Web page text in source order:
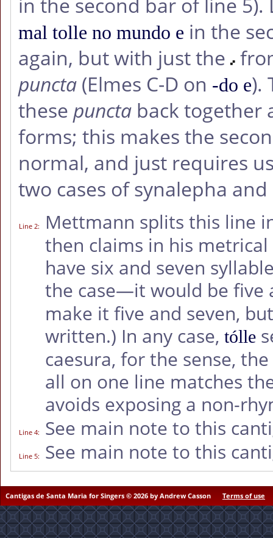
in the second bar of line
mal tolle no mundo e in the
again, but with just the
puncta (Elmes C-D on -do e).
these puncta back together
forms; this makes the
normal, and just requires
two cases of synalepha
Line 2:
Mettmann splits this line
then claims in his
have six and seven
the case—it would be five
make it five and seven,
written.) In any case, tólle
caesura, for the sense,
all on one line matches
avoids exposing a non-
Line 4: See main note to this
Line 5: See main note to this
Cantigas de Santa Maria for Singers © 2026 by Andrew Casson Terms of use